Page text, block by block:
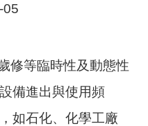
05
修等臨時性及動態性
備進出與使用頻
如石化、化學工廠